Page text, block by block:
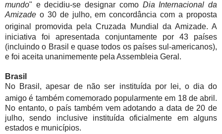
mundo" e decidiu-se designar como Dia Internacional da
Amizade o 30 de julho, em concordância com a proposta
original promovida pela Cruzada Mundial da Amizade. A
iniciativa foi apresentada conjuntamente por 43 países
(incluindo o Brasil e quase todos os países sul-americanos),
e foi aceita unanimemente pela Assembleia Geral.
Brasil
No Brasil, apesar de não ser instituída por lei, o dia do
amigo é também comemorado popularmente em 18 de abril .
No entanto, o país também vem adotando a data de 20 de
julho, sendo inclusive instituída oficialmente em alguns
estados e municípios.